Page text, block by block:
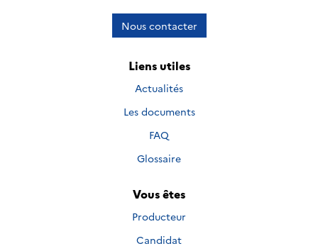
Nous contacter
Liens utiles
Actualités
Les documents
FAQ
Glossaire
Vous êtes
Producteur
Candidat